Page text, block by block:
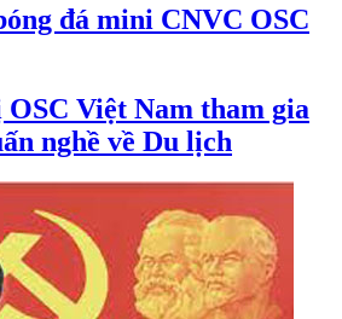
đá mini CNVC OSC
Việt Nam tham gia
nghề về Du lịch